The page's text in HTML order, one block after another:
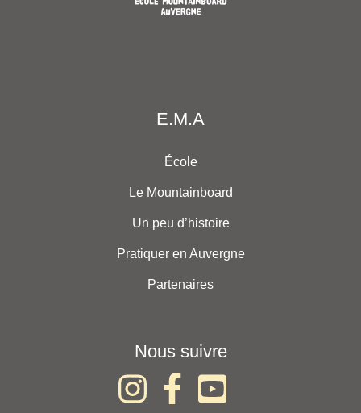
E.M.A
École
Le Mountainboard
Un peu d’histoire
Pratiquer en Auvergne
Partenaires
Nous suivre